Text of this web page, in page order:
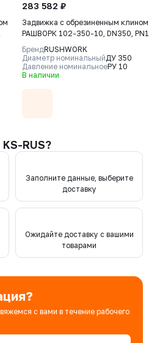
с
283 582 ₽
Задвижка с обрезиненным клином
РАШВОРК 102-350-10, DN350,
корпус GGG50, клин - GGG50,
уплотнение - EPDM, Ф/Ф,
голым штоком
БрендRUSHWORK
Диаметр номинальныйДУ 350
Давление номинальноеРУ 10
В наличии
RUS?
Заполните данные, выберите
доставку
Ожидайте доставку с вашими
товарами
с вами в течение рабочего